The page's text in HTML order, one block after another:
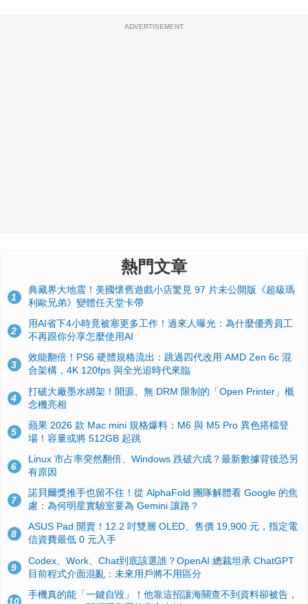
ADVERTISEMENT
熱門文章
1
典藏界大地震！美國懷舊遊戲小店驚見 97 片未公開版《超級瑪
利歐兄弟》變體任天堂卡帶
2
用AI省下4小時竟被塞更多工作！過來人曝光：為什麼優秀員工
不再跟你分享怎麼使用AI
3
效能翻倍！PS6 硬體規格流出：跳過四代改用 AMD Zen 6c 混
合架構，4K 120fps 與全光追時代來臨
4
打破大廠墨水綁架！開源、無 DRM 限制的「Open Printer」概
念機亮相
5
蘋果 2026 款 Mac mini 規格爆料：M6 與 M5 Pro 異色搭檔登
場！容量或將 512GB 起跳
6
Linux 市占率突然翻倍、Windows 跌破六成？最新數據背後恐另
有原因
7
諾貝爾獎推手也留不住！從 AlphaFold 團隊解體看 Google 的焦
慮：為何明星實驗室要為 Gemini 讓路？
8
ASUS Pad 開賣！12.2 吋雙層 OLED、售價 19,900 元，指定電
信資費最低 0 元入手
9
Codex、Work、Chat到底該選誰？OpenAI 總裁坦承 ChatGPT
目前程式介面混亂：未來用戶將不用區分
10
手機真的能「一鍵自毀」！他靠這招讓海關查不到資料卻被告，